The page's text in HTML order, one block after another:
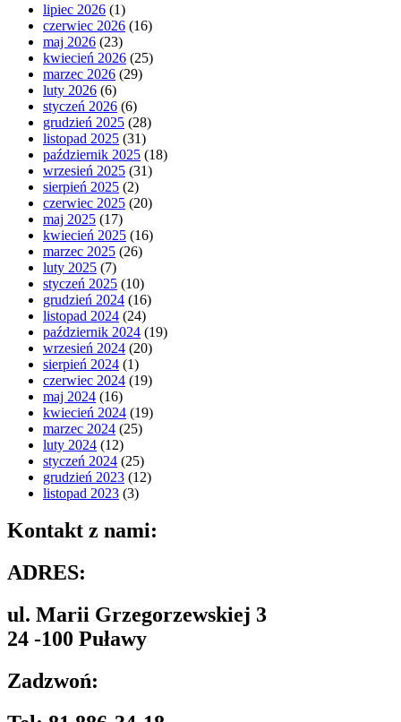
lipiec 2026 (1)
czerwiec 2026 (16)
maj 2026 (23)
kwiecień 2026 (25)
marzec 2026 (29)
luty 2026 (6)
styczeń 2026 (6)
grudzień 2025 (28)
listopad 2025 (31)
październik 2025 (18)
wrzesień 2025 (31)
sierpień 2025 (2)
czerwiec 2025 (20)
maj 2025 (17)
kwiecień 2025 (16)
marzec 2025 (26)
luty 2025 (7)
styczeń 2025 (10)
grudzień 2024 (16)
listopad 2024 (24)
październik 2024 (19)
wrzesień 2024 (20)
sierpień 2024 (1)
czerwiec 2024 (19)
maj 2024 (16)
kwiecień 2024 (19)
marzec 2024 (25)
luty 2024 (12)
styczeń 2024 (25)
grudzień 2023 (12)
listopad 2023 (3)
Kontakt z nami:
ADRES:
ul. Marii Grzegorzewskiej 3
24 -100 Puławy
Zadzwoń: